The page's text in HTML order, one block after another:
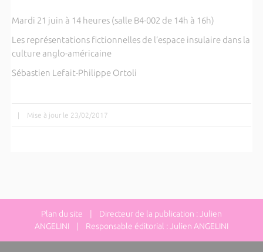
Mardi 21 juin à 14 heures (salle B4-002 de 14h à 16h)
Les représentations fictionnelles de l’espace insulaire dans la
culture anglo-américaine
Sébastien Lefait-Philippe Ortoli
| Mise à jour le 23/02/2017
Plan du site | Directeur de la publication : Julien
ANGELINI | Responsable éditorial : Julien ANGELINI